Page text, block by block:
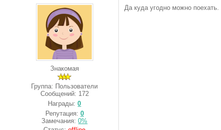
Знакомая
Группа: Пользователи
Сообщений: 172
Награды:0
Репутация: 0
Замечания:0%
Да куда угодно можно